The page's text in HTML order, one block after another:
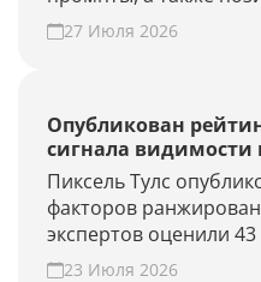
выдаче.
27 Июля 2026
Опубликован
сигнала видимости
Пиксель Тулс
факторов
экспертов оценили
влияют на видимость
23 Июля 2026